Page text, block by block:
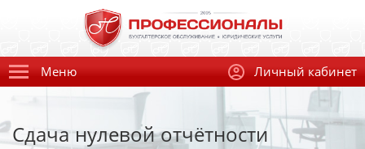
Меню Личный кабинет
Сдача нулевой отчётности